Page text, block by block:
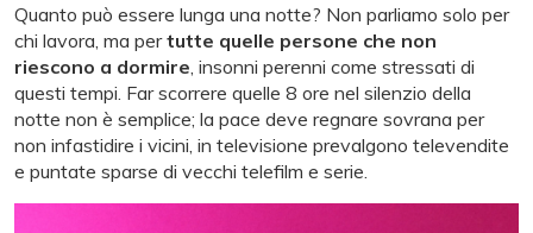
Quanto può essere lunga una notte? Non parliamo solo per
chi lavora, ma pertutte quelle persone che non
riescono a dormire , insonni perenni come stressati di
questi tempi. Far scorrere quelle 8 ore nel silenzio della
notte non è semplice; la pace deve regnare sovrana per
non infastidire i vicini, in televisione prevalgono televendite
e puntate sparse di vecchi telefilm e serie.